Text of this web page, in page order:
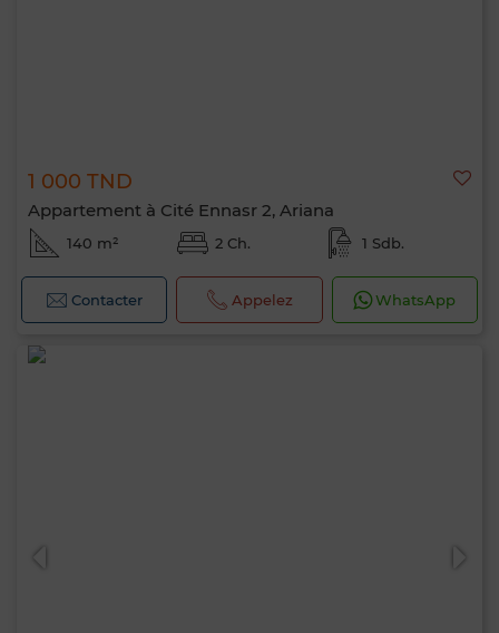
1 000 TND
Appartement à Cité Ennasr 2, Ariana
140 m² 2 Ch. 1 Sdb.
Contacter Appelez WhatsApp